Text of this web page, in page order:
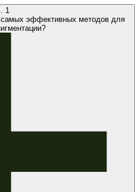
1
эффективных методов для